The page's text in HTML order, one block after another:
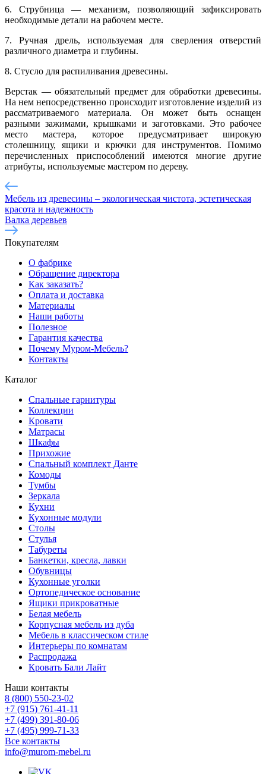
6. Струбница — механизм, позволяющий зафиксировать
необходимые детали на рабочем месте.
7. Ручная дрель, используемая для сверления отверстий
различного диаметра и глубины.
8. Стусло для распиливания древесины.
Верстак — обязательный предмет для обработки древесины.
На нем непосредственно происходит изготовление изделий из
рассматриваемого материала. Он может быть оснащен
разными зажимами, крышками и заготовками. Это рабочее
место мастера, которое предусматривает широкую
столешницу, ящики и крючки для инструментов. Помимо
перечисленных приспособлений имеются многие другие
атрибуты, используемые мастером по дереву.
Мебель из древесины – экологическая чистота, эстетическая
красота и надежность
Валка деревьев
Покупателям
О фабрике
Обращение директора
Как заказать?
Оплата и доставка
Материалы
Наши работы
Полезное
Гарантия качества
Почему Муром-Мебель?
Контакты
Каталог
Спальные гарнитуры
Коллекции
Кровати
Матрасы
Шкафы
Прихожие
Спальный комплект Данте
Комоды
Тумбы
Зеркала
Кухни
Кухонные модули
Столы
Стулья
Табуреты
Банкетки, кресла, лавки
Обувницы
Кухонные уголки
Ортопедическое основание
Ящики прикроватные
Белая мебель
Корпусная мебель из дуба
Мебель в классическом стиле
Интерьеры по комнатам
Распродажа
Кровать Бали Лайт
Наши контакты
8 (800) 550-23-02
+7 (915) 761-41-11
+7 (499) 391-80-06
+7 (495) 999-71-33
Все контакты
info@murom-mebel.ru